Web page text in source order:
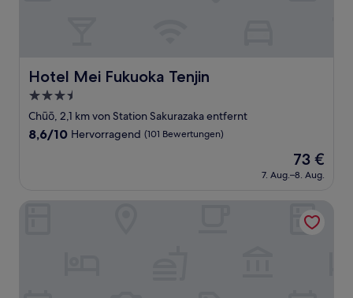
Hotel Mei Fukuoka Tenjin
Hotel Mei Fukuoka Tenjin
3.5-
Sterne-
Unterkunft
Chūō, 2,1 km von Station Sakurazaka entfernt
8.6
Bewertungen)
8,6/10 Hervorragend (101 Bewertungen)
Der
Preis
beträgt
73 €
7. Aug.–8. Aug.